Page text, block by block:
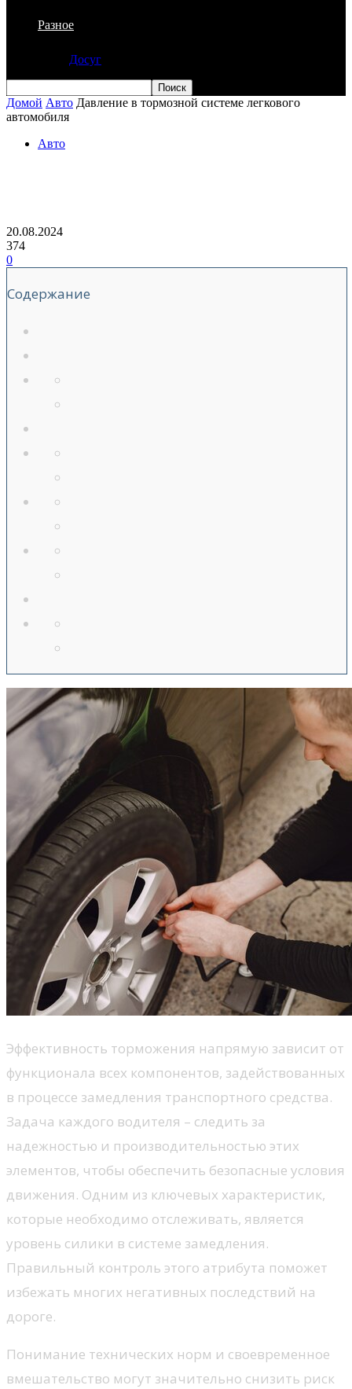
Разное
Досуг
Домой Авто Давление в тормозной системе легкового
автомобиля
Авто
20.08.2024
374
0
Содержание
Эффективность торможения напрямую зависит от
функционала всех компонентов, задействованных
в процессе замедления транспортного средства.
Задача каждого водителя – следить за
надежностью и производительностью этих
элементов, чтобы обеспечить безопасные условия
движения. Одним из ключевых характеристик,
которые необходимо отслеживать, является
уровень силики в системе замедления.
Правильный контроль этого атрибута поможет
избежать многих негативных последствий на
дороге.
Понимание технических норм и своевременное
вмешательство могут значительно снизить риск